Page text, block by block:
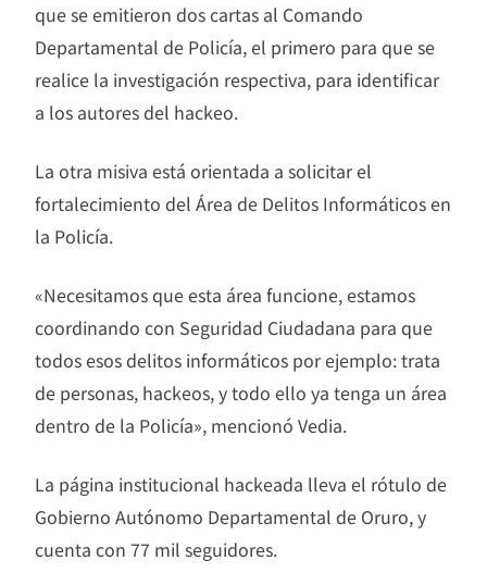
que se emitieron dos cartas al Comando
Departamental de Policía, el primero para que se
realice la investigación respectiva, para identificar
a los autores del hackeo.
La otra misiva está orientada a solicitar el
fortalecimiento del Área de Delitos Informáticos en
la Policía.
«Necesitamos que esta área funcione, estamos
coordinando con Seguridad Ciudadana para que
todos esos delitos informáticos por ejemplo: trata
de personas, hackeos, y todo ello ya tenga un área
dentro de la Policía», mencionó Vedia.
La página institucional hackeada lleva el rótulo de
Gobierno Autónomo Departamental de Oruro, y
cuenta con 77 mil seguidores.